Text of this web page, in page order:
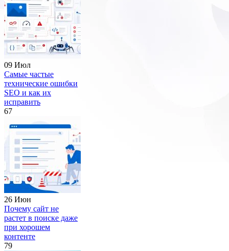
09 Июл
Самые частые
технические ошибки
SEO и как их
исправить
67
26 Июн
Почему сайт не
растет в поиске даже
при хорошем
контенте
79